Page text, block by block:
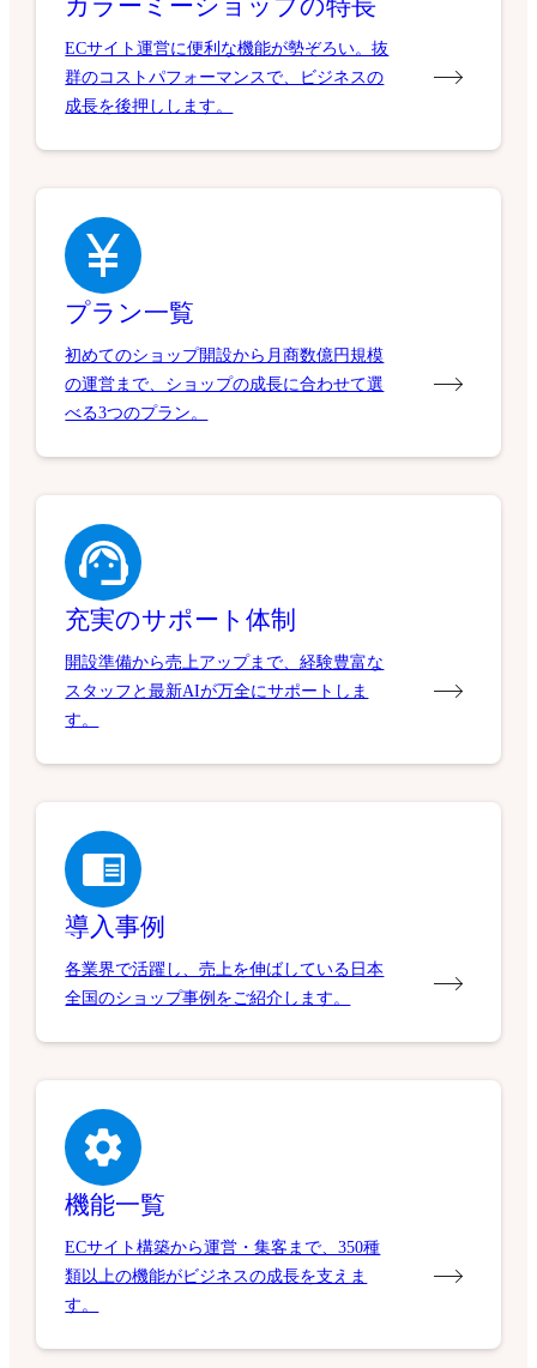
ECサイト運営に便利な機能が勢ぞろい。抜
群のコストパフォーマンスで、ビジネスの
成長を後押しします。
プラン一覧
初めてのショップ開設から月商数億円規模
の運営まで、ショップの成長に合わせて選
べる3つのプラン。
充実のサポート体制
開設準備から売上アップまで、経験豊富な
スタッフと最新AIが万全にサポートしま
す。
導入事例
各業界で活躍し、売上を伸ばしている日本
全国のショップ事例をご紹介します。
機能一覧
ECサイト構築から運営・集客まで、350種
類以上の機能がビジネスの成長を支えま
す。